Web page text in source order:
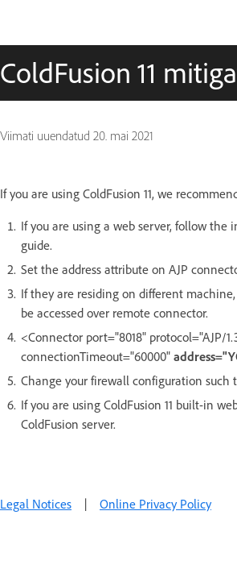
ColdFusion 11
Viimati uuendatud 20. mai 2021
If you are using ColdFusion 11, we
If you are using a web server, follow the
guide.
Set the address attribute on AJP
If they are residing on different
be accessed over remote connector.
<Connector port="8018" protocol="AJP/
connectionTimeout="60000"
Change your firewall configuration such
If you are using ColdFusion 11 built-in
ColdFusion server.
Legal Notices | Online Privacy Policy